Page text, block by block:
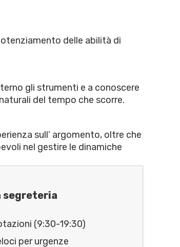
delle abilità di
gli strumenti e a conoscere
del tempo che scorre.
sull’ argomento, oltre che
nel gestire le dinamiche
segreteria
(9:30-19:30)
per urgenze